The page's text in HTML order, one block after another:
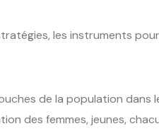
les instruments
de la population dans
des femmes, jeunes,